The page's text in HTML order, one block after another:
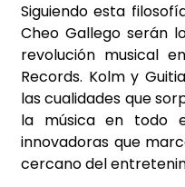
Siguiendo esta
Cheo Gallego serán
revolución musical
Records. Kolm y
las cualidades que
la música en todo
innovadoras que
cercano del